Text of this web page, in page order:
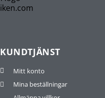
KUNDTJÄNST
Mitt konto
Mina beställningar